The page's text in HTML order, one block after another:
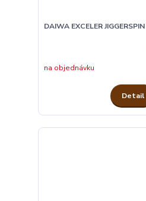
DAIWA EXCELER
na objednávku
Detail